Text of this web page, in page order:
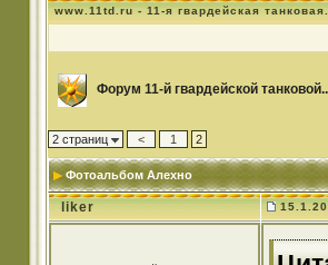
www.11td.ru - 11-я гвардейская
Форум 11-й гвардейской
2 страниц < 1 2
Фотоальбом Алехно
liker